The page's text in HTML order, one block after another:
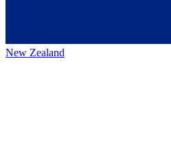
New Zealand